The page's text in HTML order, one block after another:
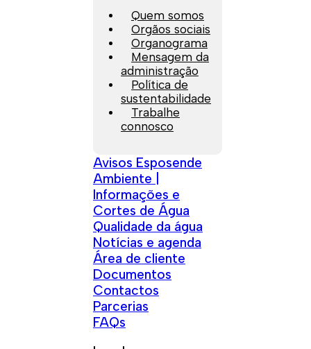
Quem somos
Orgãos sociais
Organograma
Mensagem da
administração
Política de
sustentabilidade
Trabalhe
connosco
Avisos Esposende
Ambiente |
Informações e
Cortes de Água
Qualidade da água
Notícias e agenda
Área de cliente
Documentos
Contactos
Parcerias
FAQs